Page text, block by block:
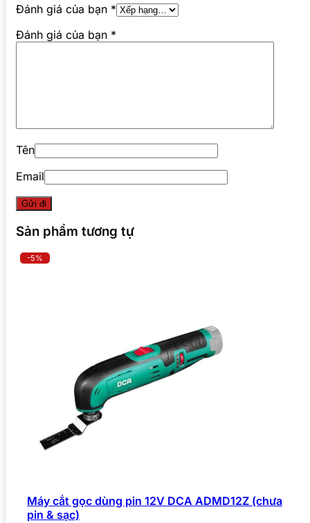
Đánh giá của bạn *
Đánh giá của bạn *
Tên
Email
Sản phẩm tương tự
-5%
Máy cắt gọc dùng pin 12V DCA ADMD12Z (chưa
pin & sạc)